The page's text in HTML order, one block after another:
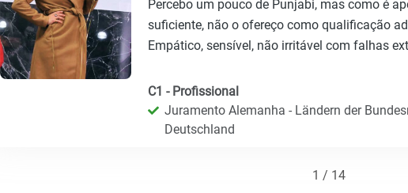
Percebo um pouco de Punjabi, mas como é
suficiente, não o ofereço como qualificação
Empático, sensível, não irritável com falhas ext
C1 - Profissional
Juramento Alemanha - Ländern der
Deutschland
1 / 14